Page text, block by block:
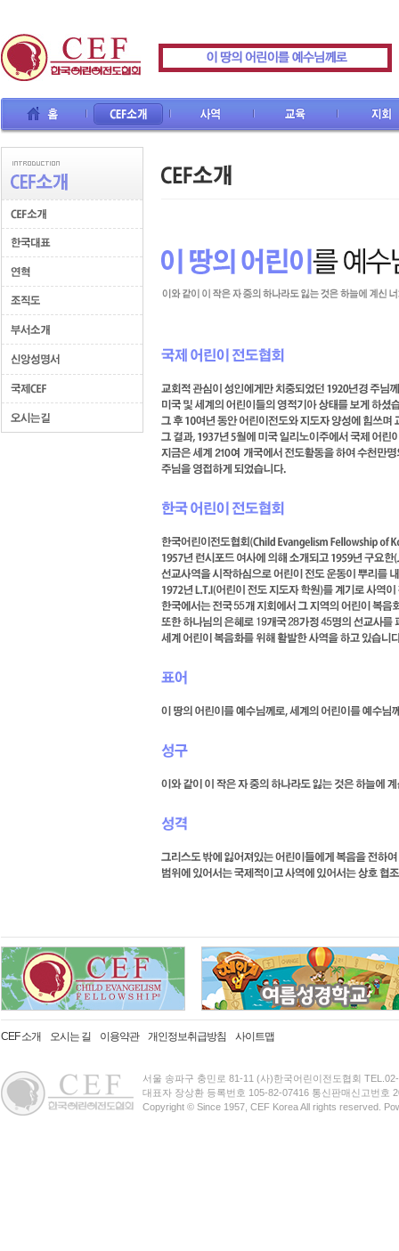
CEF소개 사역 교육 지회 선교사
CEF 소개 오시는 길 이용약관 개인정보취급방침 사이트맵
서울 송파구 충민로 81-11 (사)한국어린이전도협회
대표자 장상환 등록번호 105-82-07416 통신판매신고번호
Copyright © Since 1957, CEF Korea All rights reserved.